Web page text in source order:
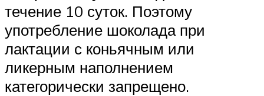
течение 10 суток. Поэтому
употребление шоколада при
лактации с коньячным или
ликерным наполнением
категорически запрещено.